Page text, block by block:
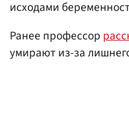
исходами
Ранее профессор
умирают из-за